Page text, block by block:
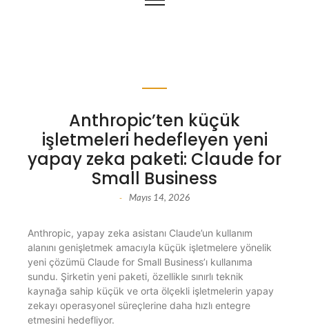
Anthropic’ten küçük
işletmeleri hedefleyen yeni
yapay zeka paketi: Claude for
Small Business
- Mayıs 14, 2026
Anthropic, yapay zeka asistanı Claude’un kullanım
alanını genişletmek amacıyla küçük işletmelere yönelik
yeni çözümü Claude for Small Business’ı kullanıma
sundu. Şirketin yeni paketi, özellikle sınırlı teknik
kaynağa sahip küçük ve orta ölçekli işletmelerin yapay
zekayı operasyonel süreçlerine daha hızlı entegre
etmesini hedefliyor.